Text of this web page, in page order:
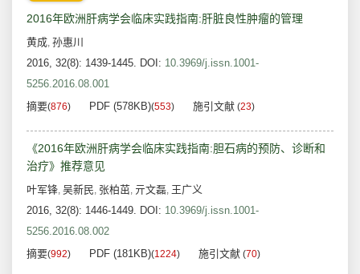
2016年欧洲肝病学会临床实践指南:肝脏良性肿瘤的管理
黄成, 孙惠川
2016, 32(8): 1439-1445. DOI: 10.3969/j.issn.1001-
5256.2016.08.001
摘要(876) PDF (578KB)(553) 施引文献 (23)
《2016年欧洲肝病学会临床实践指南:胆石病的预防、诊断和
治疗》推荐意见
叶军锋, 吴新民, 张柏茁, 亓文磊, 王广义
2016, 32(8): 1446-1449. DOI: 10.3969/j.issn.1001-
5256.2016.08.002
摘要(992) PDF (181KB)(1224) 施引文献 (70)